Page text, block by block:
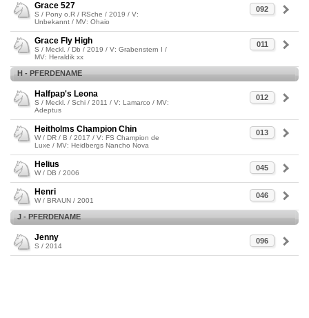
092
Grace 527
S / Pony o.R / RSche / 2019 / V:
Unbekannt / MV: Ohaio
011
Grace Fly High
S / Meckl. / Db / 2019 / V: Grabenstern I /
MV: Heraldik xx
H - PFERDENAME
012
Halfpap's Leona
S / Meckl. / Schi / 2011 / V: Lamarco / MV:
Adeptus
013
Heitholms Champion Chin
W / DR / B / 2017 / V: FS Champion de
Luxe / MV: Heidbergs Nancho Nova
045
Helius
W / DB / 2006
046
Henri
W / BRAUN / 2001
J - PFERDENAME
096
Jenny
S / 2014